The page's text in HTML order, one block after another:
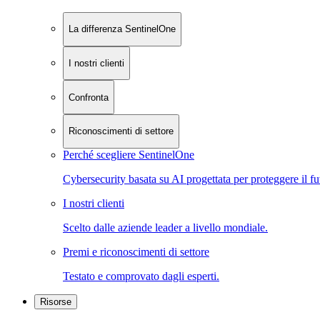
La differenza SentinelOne
I nostri clienti
Confronta
Riconoscimenti di settore
Perché scegliere SentinelOne
Cybersecurity basata su AI progettata per proteggere il
I nostri clienti
Scelto dalle aziende leader a livello mondiale.
Premi e riconoscimenti di settore
Testato e comprovato dagli esperti.
Risorse